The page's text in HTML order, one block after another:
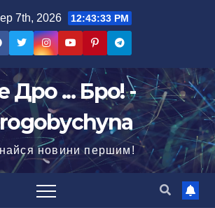
7th, 2026 12:43:34 PM
Дро ... Бро! -
новини першим!